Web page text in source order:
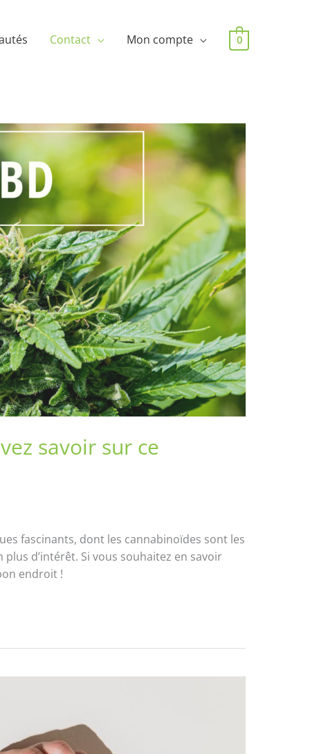
Contact Mon compte 0
savoir sur ce
fascinants, dont les cannabinoïdes sont les
d’intérêt. Si vous souhaitez en savoir
endroit !